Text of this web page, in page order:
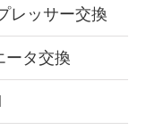
ッサー交換
タ交換